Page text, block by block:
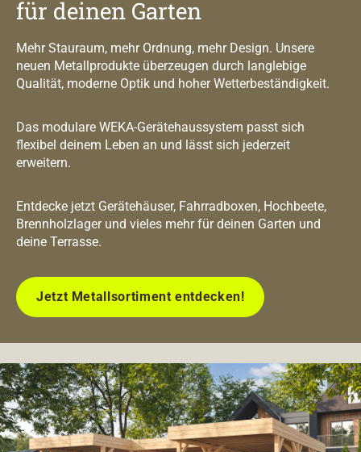
für deinen Garten
Mehr Stauraum, mehr Ordnung, mehr Design. Unsere
neuen Metallprodukte überzeugen durch langlebige
Qualität, moderne Optik und hoher Wetterbeständigkeit.
Das modulare WEKA-Gerätehaussystem passt sich
flexibel deinem Leben an und lässt sich jederzeit
erweitern.
Entdecke jetzt Gerätehäuser, Fahrradboxen, Hochbeete,
Brennholzlager und vieles mehr für deinen Garten und
deine Terrasse.
Jetzt Metallsortiment entdecken!